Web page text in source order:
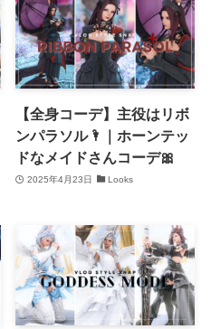
【全身コーデ】主役はリボ
ンパラソル🌂｜ホーンテッ
ドなメイドさんコーデ🎀
2025年4月23日 Looks